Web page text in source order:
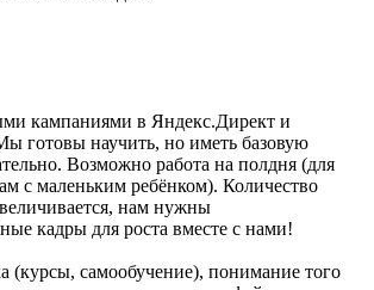
кампаниями в Яндекс.Директ и
готовы научить, но иметь базовую
Возможно работа на полдня (для
с маленьким ребёнком). Количество
нам нужны
кадры для роста вместе с нами!
(курсы, самообучение), понимание того